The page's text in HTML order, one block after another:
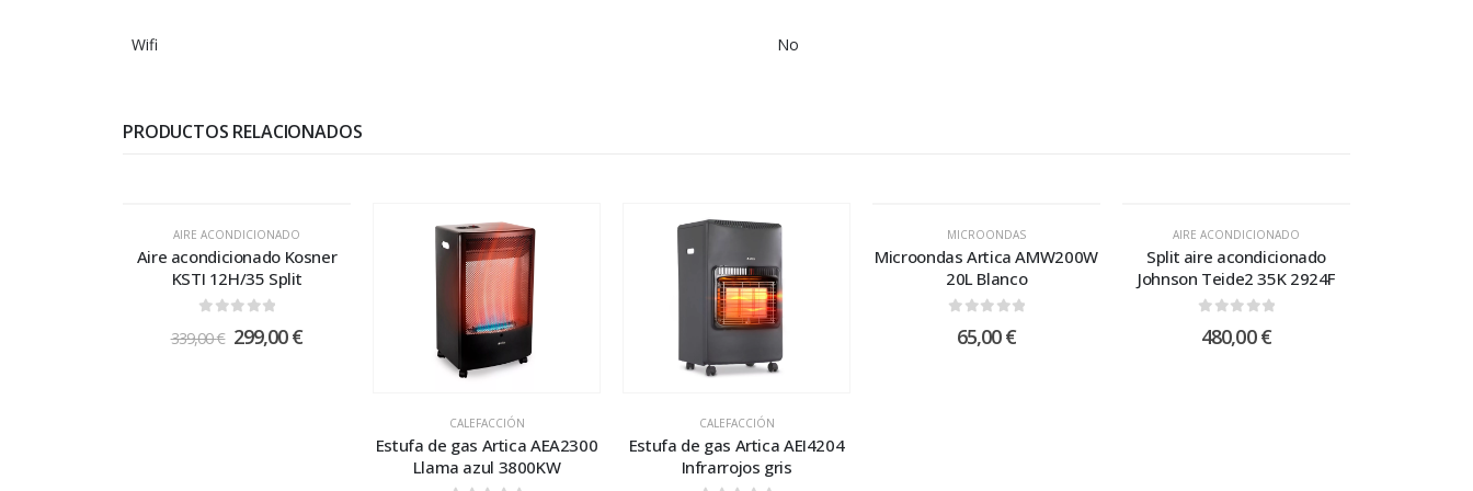
Wifi No
PRODUCTOS RELACIONADOS
AIRE ACONDICIONADO
Aire acondicionado Kosner
KSTI 12H/35 Split
339,00€ 299,00€
CALEFACCIÓN
Estufa de gas Artica AEA2300
Llama azul 3800KW
CALEFACCIÓN
Estufa de gas Artica AEI4204
Infrarrojos gris
MICROONDAS
Microondas Artica AMW200W
20L Blanco
65,00€
AIRE ACONDICIONADO
Split aire acondicionado
Johnson Teide2 35K 2924F
480,00€